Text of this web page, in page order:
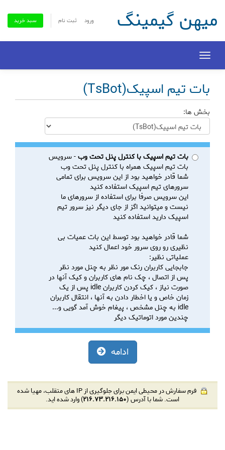
ورود ثبت نام سبد خرید میهن گیمینگ
Toggle
navigation
بات تیم اسپیک(TsBot)
بخش ها:
بات تیم اسپیک با کنترل پنل تحت وب- سرویس
بات تیم اسپیک همراه با کنترل پنل تحت وب
شما قادر خواهید بود از این سرویس برای تمامی
سرورهای تیم اسپیک استفاده کنید
این سرویس صرفا برای استفاده از سرورهای ما
نیست و میتوانید اگز از جای دیگر نیز سرور تیم
اسپیک دارید استفاده کنید
شما قادر خواهید بود توسط این بات عمیات بی
نظیری رو روی سرور خود اعمال کنید
عملیاتی نظیر:
جابجایی کاربران رنک مور نظر به چنل مورد نظر
پس از اتصال ، چک نام های کاربران و کیک آنها در
صورت نیاز ، کیک کردن کاربران idle پس از یک
زمان خاص و یا اخطار دادن به آنها ، انتقال کاربران
idle به چنل مشخص ، پیغام خوش آمد گویی و...
چندین مورد اتوماتیک دیگر
ادامه
فرم سفارش در محیطی ایمن برای جلوگیری از IP های متقلب، مهیا شده
است. شما با آدرس (216.73.216.150) وارد شده اید.